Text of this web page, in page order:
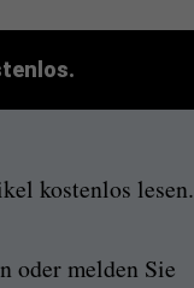
kostenlos lesen.
oder melden Sie